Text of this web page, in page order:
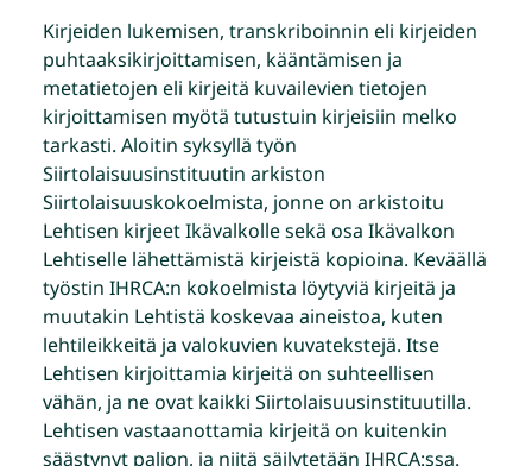
Kirjeiden lukemisen, transkriboinnin eli kirjeiden
puhtaaksikirjoittamisen, kääntämisen ja
metatietojen eli kirjeitä kuvailevien tietojen
kirjoittamisen myötä tutustuin kirjeisiin melko
tarkasti. Aloitin syksyllä työn
Siirtolaisuusinstituutin arkiston
Siirtolaisuuskokoelmista, jonne on arkistoitu
Lehtisen kirjeet Ikävalkolle sekä osa Ikävalkon
Lehtiselle lähettämistä kirjeistä kopioina. Keväällä
työstin IHRCA:n kokoelmista löytyviä kirjeitä ja
muutakin Lehtistä koskevaa aineistoa, kuten
lehtileikkeitä ja valokuvien kuvatekstejä. Itse
Lehtisen kirjoittamia kirjeitä on suhteellisen
vähän, ja ne ovat kaikki Siirtolaisuusinstituutilla.
Lehtisen vastaanottamia kirjeitä on kuitenkin
säästynyt paljon, ja niitä säilytetään IHRCA:ssa.